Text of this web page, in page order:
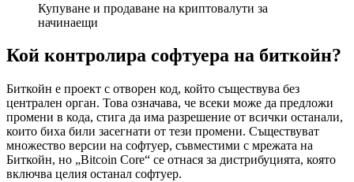
Купуване и продаване на криптовалути за
начинаещи
Кой контролира софтуера на биткойн?
Биткойн е проект с отворен код, който съществува без
централен орган. Това означава, че всеки може да предложи
промени в кода, стига да има разрешение от всички останали,
които биха били засегнати от тези промени. Съществуват
множество версии на софтуер, съвместими с мрежата на
Биткойн, но „Bitcoin Core“ се отнася за дистрибуцията, която
включва целия останал софтуер.